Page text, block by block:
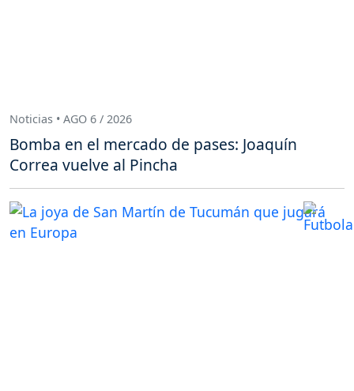
Noticias • AGO 6 / 2026
Bomba en el mercado de pases: Joaquín
Correa vuelve al Pincha